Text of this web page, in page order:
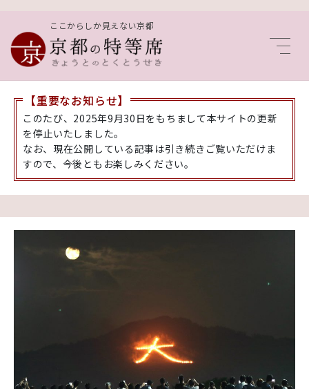
ここからしか見えない京都
【重要なお知らせ】
このたび、2025年9月30日をもちまして本サイトの更新
を停止いたしました。
なお、現在公開している記事は引き続きご覧いただけま
すので、今後ともお楽しみください。